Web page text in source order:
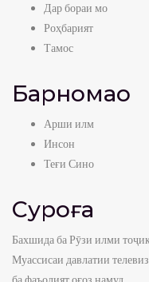
Дар бораи мо
Роҳбарият
Тамос
Барномаҳо
Арши илм
Инсон
Теғи Сино
Суроға
Бахшида ба Рӯзи илми
Муассисаи давлатии